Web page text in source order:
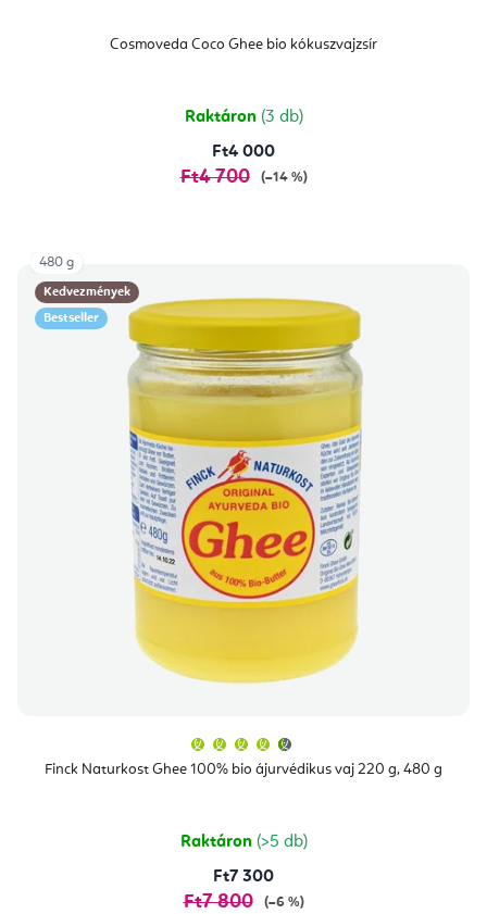
Cosmoveda Coco Ghee bio kókuszvajzsír
Raktáron (3 db)
Ft4 000
Ft4 700 (–14 %)
Kedvezmények
Bestseller
Finck Naturkost Ghee 100% bio ájurvédikus vaj 220 g, 480 g
átlagos
értékelése
csillag.
Raktáron (>5 db)
Ft7 300
Ft7 800 (–6 %)
480 g